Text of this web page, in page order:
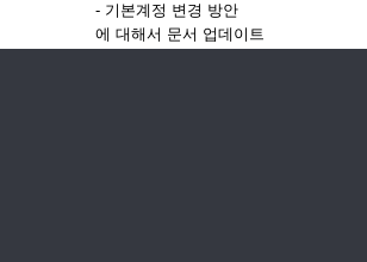
- 기본계정 변경 방안
에 대해서 문서 업데이트